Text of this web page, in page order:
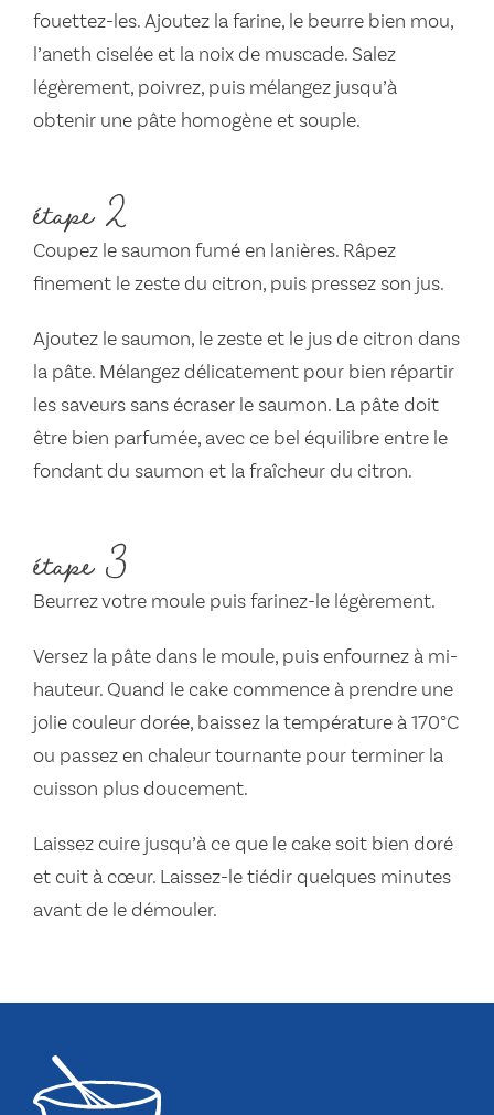
fouettez-les. Ajoutez la farine, le beurre bien mou,
l’aneth ciselée et la noix de muscade. Salez
légèrement, poivrez, puis mélangez jusqu’à
obtenir une pâte homogène et souple.
étape 2
Coupez le saumon fumé en lanières. Râpez
finement le zeste du citron, puis pressez son jus.
Ajoutez le saumon, le zeste et le jus de citron dans
la pâte. Mélangez délicatement pour bien répartir
les saveurs sans écraser le saumon. La pâte doit
être bien parfumée, avec ce bel équilibre entre le
fondant du saumon et la fraîcheur du citron.
étape 3
Beurrez votre moule puis farinez-le légèrement.
Versez la pâte dans le moule, puis enfournez à mi-
hauteur. Quand le cake commence à prendre une
jolie couleur dorée, baissez la température à 170°C
ou passez en chaleur tournante pour terminer la
cuisson plus doucement.
Laissez cuire jusqu’à ce que le cake soit bien doré
et cuit à cœur. Laissez-le tiédir quelques minutes
avant de le démouler.